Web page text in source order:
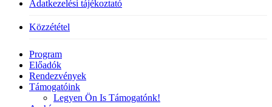
Adatkezelési tájékoztató
Közzététel
Close
Menu
Program
Előadók
Rendezvények
Támogatóink
Legyen Ön Is Támogatónk!